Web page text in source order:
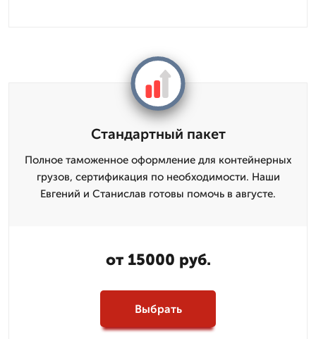
Стандартный пакет
Полное таможенное оформление для контейнерных
грузов, сертификация по необходимости. Наши
Евгений и Станислав готовы помочь в августе.
от 15000 руб.
Выбрать